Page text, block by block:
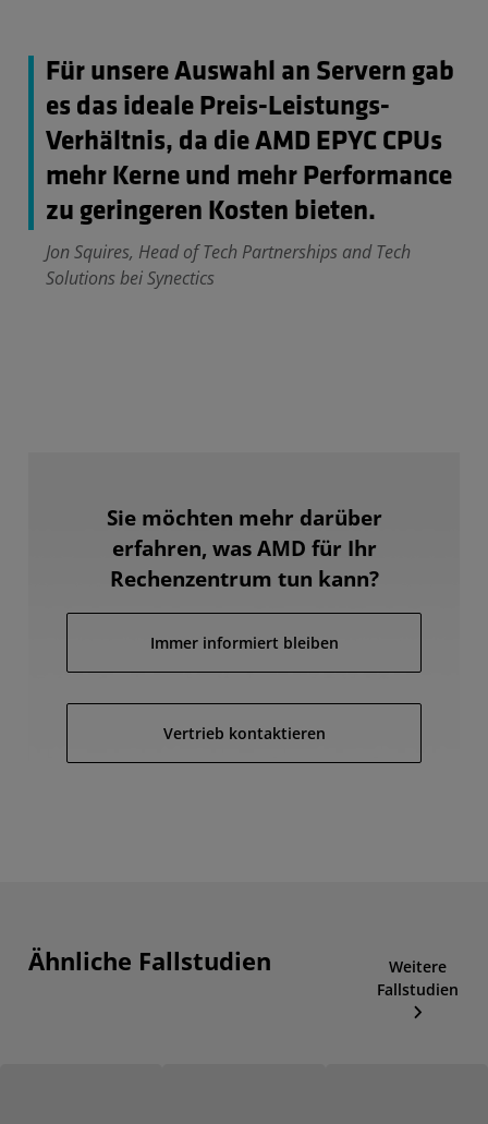
Für unsere Auswahl an Servern gab
es das ideale Preis-Leistungs-
Verhältnis, da die AMD EPYC CPUs
mehr Kerne und mehr Performance
zu geringeren Kosten bieten.
Jon Squires, Head of Tech Partnerships and Tech
Solutions bei Synectics
Sie möchten mehr darüber
erfahren, was AMD für Ihr
Rechenzentrum tun kann?
Immer informiert bleiben
Vertrieb kontaktieren
Ähnliche Fallstudien
Weitere
Fallstudien